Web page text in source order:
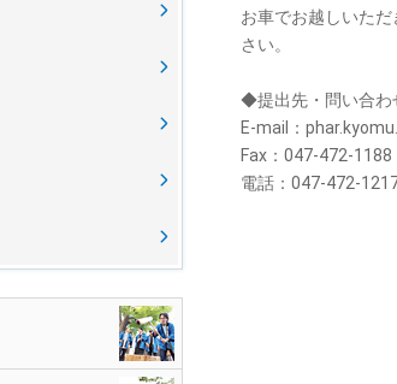
お車でお越しいた
さい。
◆提出先・問い合わ
E-mail：
Fax：047-472-1188
電話：047-472-